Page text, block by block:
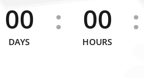
00
DAYS
: 00
HOURS
: